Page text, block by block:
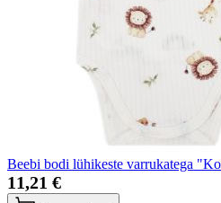
Beebi bodi lühikeste varrukatega
11,21 €